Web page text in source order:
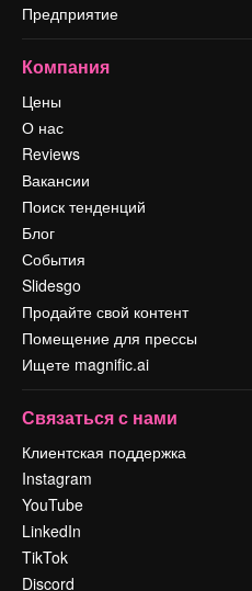
Предприятие
Компания
Цены
О нас
Reviews
Вакансии
Поиск тенденций
Блог
События
Slidesgo
Продайте свой контент
Помещение для прессы
Ищете magnific.ai
Связаться с нами
Клиентская поддержка
Instagram
YouTube
LinkedIn
TikTok
Discord